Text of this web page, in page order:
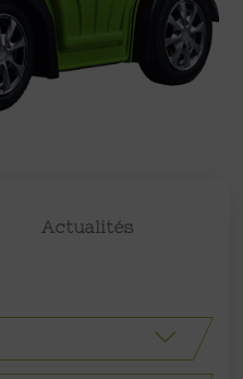
Actualités